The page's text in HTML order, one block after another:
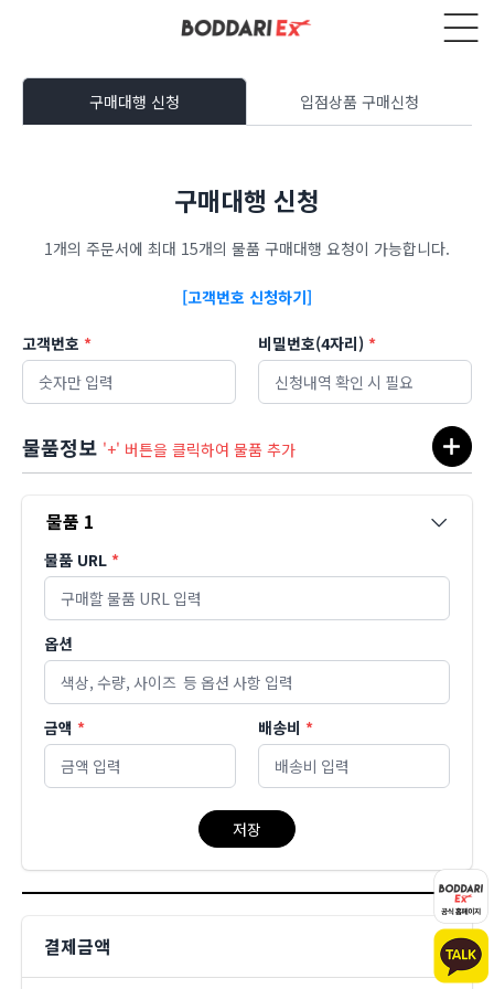
구매대행 신청 입점상품 구매신청
구매대행 신청
1개의 주문서에 최대 15개의 물품 구매대행 요청이 가능합니다.
[고객번호 신청하기]
고객번호 * 비밀번호(4자리) *
물품정보 '+' 버튼을 클릭하여 물품 추가
물품 URL *
옵션
금액 * 배송비 *
저장
결제금액